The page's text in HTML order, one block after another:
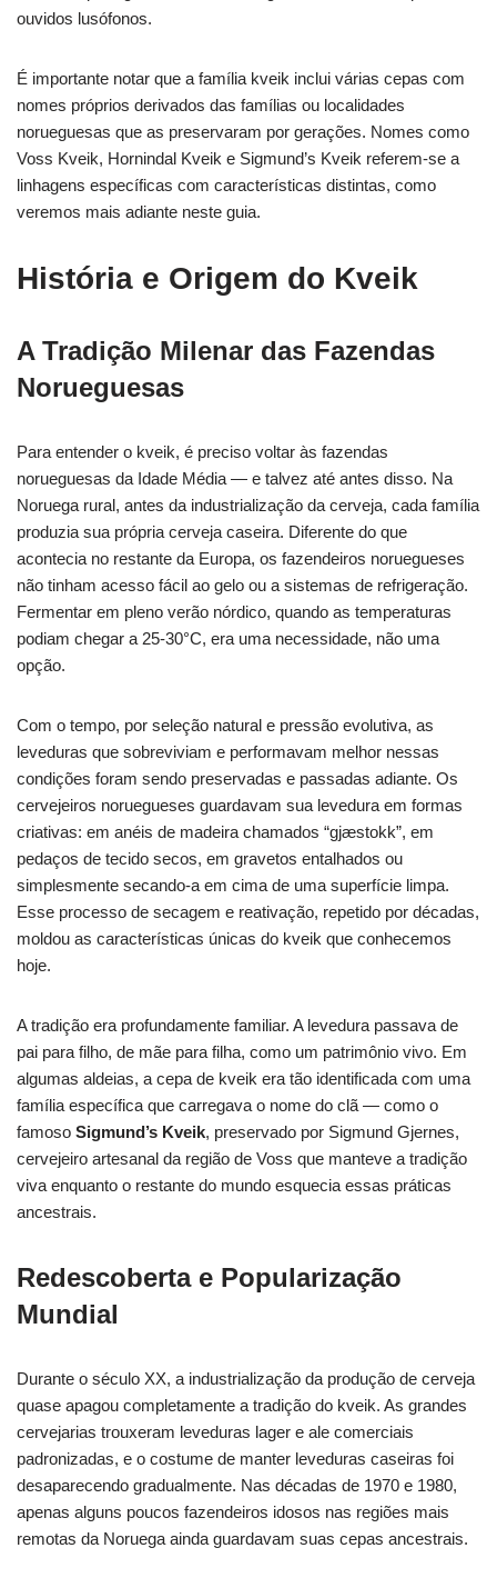
ouvidos lusófonos.
É importante notar que a família kveik inclui várias cepas com
nomes próprios derivados das famílias ou localidades
norueguesas que as preservaram por gerações. Nomes como
Voss Kveik, Hornindal Kveik e Sigmund’s Kveik referem-se a
linhagens específicas com características distintas, como
veremos mais adiante neste guia.
História e Origem do Kveik
A Tradição Milenar das Fazendas
Norueguesas
Para entender o kveik, é preciso voltar às fazendas
norueguesas da Idade Média — e talvez até antes disso. Na
Noruega rural, antes da industrialização da cerveja, cada família
produzia sua própria cerveja caseira. Diferente do que
acontecia no restante da Europa, os fazendeiros noruegueses
não tinham acesso fácil ao gelo ou a sistemas de refrigeração.
Fermentar em pleno verão nórdico, quando as temperaturas
podiam chegar a 25-30°C, era uma necessidade, não uma
opção.
Com o tempo, por seleção natural e pressão evolutiva, as
leveduras que sobreviviam e performavam melhor nessas
condições foram sendo preservadas e passadas adiante. Os
cervejeiros noruegueses guardavam sua levedura em formas
criativas: em anéis de madeira chamados “gjæstokk”, em
pedaços de tecido secos, em gravetos entalhados ou
simplesmente secando-a em cima de uma superfície limpa.
Esse processo de secagem e reativação, repetido por décadas,
moldou as características únicas do kveik que conhecemos
hoje.
A tradição era profundamente familiar. A levedura passava de
pai para filho, de mãe para filha, como um patrimônio vivo. Em
algumas aldeias, a cepa de kveik era tão identificada com uma
família específica que carregava o nome do clã — como o
famoso Sigmund’s Kveik, preservado por Sigmund Gjernes,
cervejeiro artesanal da região de Voss que manteve a tradição
viva enquanto o restante do mundo esquecia essas práticas
ancestrais.
Redescoberta e Popularização
Mundial
Durante o século XX, a industrialização da produção de cerveja
quase apagou completamente a tradição do kveik. As grandes
cervejarias trouxeram leveduras lager e ale comerciais
padronizadas, e o costume de manter leveduras caseiras foi
desaparecendo gradualmente. Nas décadas de 1970 e 1980,
apenas alguns poucos fazendeiros idosos nas regiões mais
remotas da Noruega ainda guardavam suas cepas ancestrais.